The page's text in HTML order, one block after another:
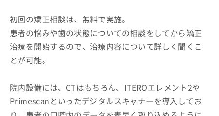
初回の矯正相談は、無料で実施。
患者の悩みや歯の状態についての相談をしてから矯正
治療を開始するので、治療内容について詳しく聞くこ
とが可能。
院内設備には、CTはもちろん、ITEROエレメント2や
Primescanといったデジタルスキャナーを導入してお